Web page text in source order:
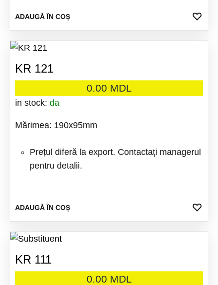
ADAUGĂ ÎN COȘ
KR 121
0.00 MDL
in stock: da
Mărimea: 190x95mm
Prețul diferă la export. Contactați managerul
pentru detalii.
ADAUGĂ ÎN COȘ
KR 111
0.00 MDL